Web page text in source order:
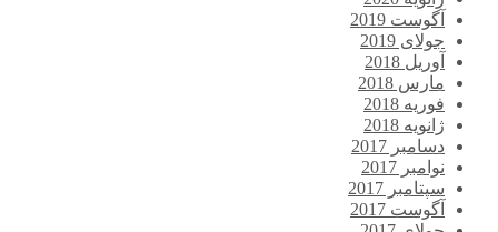
آگوست 2019
جولای 2019
آوریل 2018
مارس 2018
فوریه 2018
ژانویه 2018
دسامبر 2017
نوامبر 2017
سپتامبر 2017
آگوست 2017